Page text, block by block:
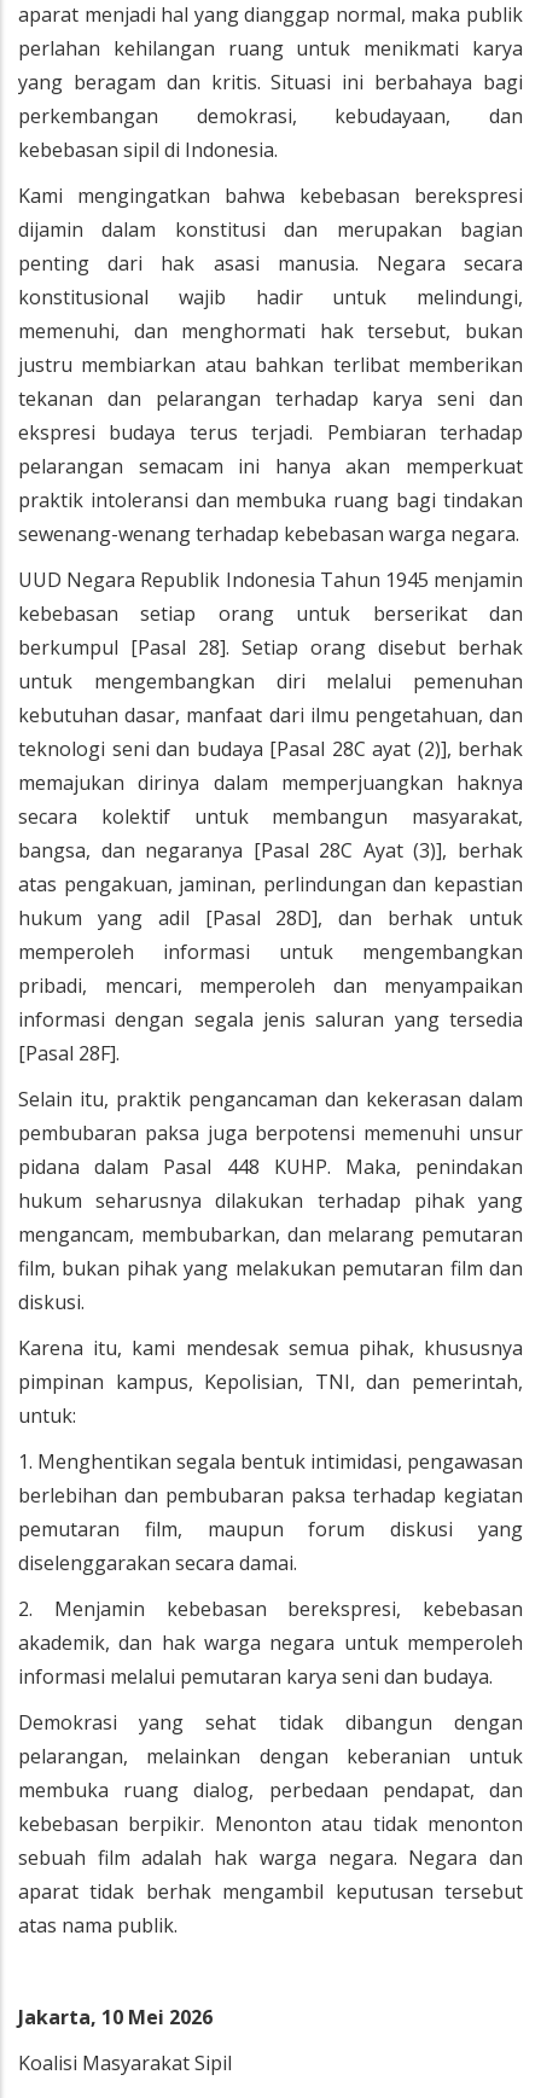
aparat menjadi hal yang dianggap normal, maka publik
perlahan kehilangan ruang untuk menikmati karya
yang beragam dan kritis. Situasi ini berbahaya bagi
perkembangan demokrasi, kebudayaan, dan
kebebasan sipil di Indonesia.
Kami mengingatkan bahwa kebebasan berekspresi
dijamin dalam konstitusi dan merupakan bagian
penting dari hak asasi manusia. Negara secara
konstitusional wajib hadir untuk melindungi,
memenuhi, dan menghormati hak tersebut, bukan
justru membiarkan atau bahkan terlibat memberikan
tekanan dan pelarangan terhadap karya seni dan
ekspresi budaya terus terjadi. Pembiaran terhadap
pelarangan semacam ini hanya akan memperkuat
praktik intoleransi dan membuka ruang bagi tindakan
sewenang-wenang terhadap kebebasan warga negara.
UUD Negara Republik Indonesia Tahun 1945 menjamin
kebebasan setiap orang untuk berserikat dan
berkumpul [Pasal 28]. Setiap orang disebut berhak
untuk mengembangkan diri melalui pemenuhan
kebutuhan dasar, manfaat dari ilmu pengetahuan, dan
teknologi seni dan budaya [Pasal 28C ayat (2)], berhak
memajukan dirinya dalam memperjuangkan haknya
secara kolektif untuk membangun masyarakat,
bangsa, dan negaranya [Pasal 28C Ayat (3)], berhak
atas pengakuan, jaminan, perlindungan dan kepastian
hukum yang adil [Pasal 28D], dan berhak untuk
memperoleh informasi untuk mengembangkan
pribadi, mencari, memperoleh dan menyampaikan
informasi dengan segala jenis saluran yang tersedia
[Pasal 28F].
Selain itu, praktik pengancaman dan kekerasan dalam
pembubaran paksa juga berpotensi memenuhi unsur
pidana dalam Pasal 448 KUHP. Maka, penindakan
hukum seharusnya dilakukan terhadap pihak yang
mengancam, membubarkan, dan melarang pemutaran
film, bukan pihak yang melakukan pemutaran film dan
diskusi.
Karena itu, kami mendesak semua pihak, khususnya
pimpinan kampus, Kepolisian, TNI, dan pemerintah,
untuk:
1. Menghentikan segala bentuk intimidasi, pengawasan
berlebihan dan pembubaran paksa terhadap kegiatan
pemutaran film, maupun forum diskusi yang
diselenggarakan secara damai.
2. Menjamin kebebasan berekspresi, kebebasan
akademik, dan hak warga negara untuk memperoleh
informasi melalui pemutaran karya seni dan budaya.
Demokrasi yang sehat tidak dibangun dengan
pelarangan, melainkan dengan keberanian untuk
membuka ruang dialog, perbedaan pendapat, dan
kebebasan berpikir. Menonton atau tidak menonton
sebuah film adalah hak warga negara. Negara dan
aparat tidak berhak mengambil keputusan tersebut
atas nama publik.
Jakarta, 10 Mei 2026
Koalisi Masyarakat Sipil